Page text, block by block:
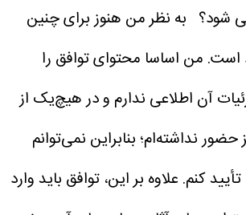
شود؟ به نظر من هنوز برای چنین
است. من اساسا محتوای توافق را
آن اطلاعی ندارم و در هیچ‌یک از
نداشته‌ام؛ بنابراین نمی‌توانم
کنم. علاوه بر این، توافق باید وارد